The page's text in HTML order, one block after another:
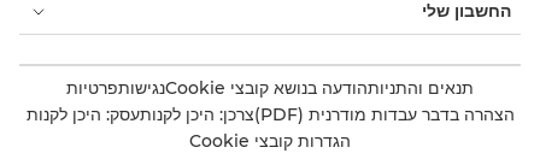
החשבון שלי
תנאים והתניותהודעה בנושא קובצי Cookie נגישותפרטיות
הצהרה בדבר עבדות מודרנית (PDF)
צרכן: היכן לקנותעסק: היכן לקנות
הגדרות קובצי Cookie